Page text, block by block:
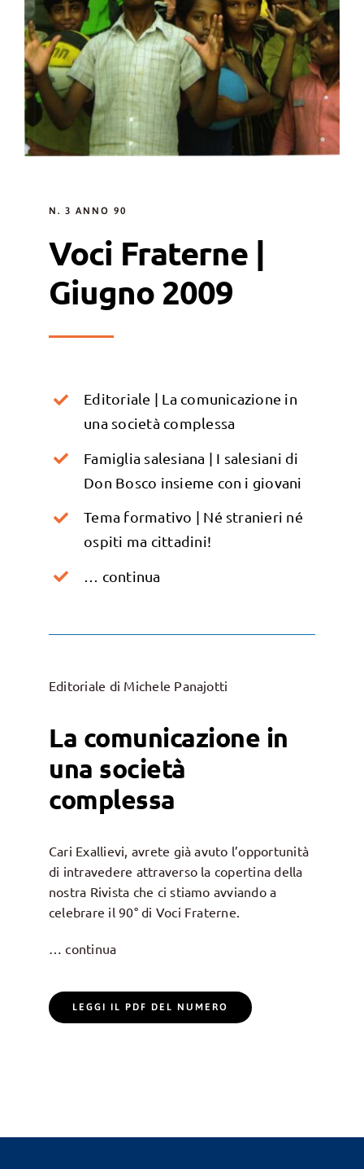
N. 3 ANNO 90
Voci Fraterne |
Giugno 2009
Editoriale | La comunicazione in
una società complessa
Famiglia salesiana | I salesiani di
Don Bosco insieme con i giovani
Tema formativo | Né stranieri né
ospiti ma cittadini!
… continua
Editoriale di Michele Panajotti
La comunicazione in
una società
complessa
Cari Exallievi, avrete già avuto l’opportunità
di intravedere attraverso la copertina della
nostra Rivista che ci stiamo avviando a
celebrare il 90° di Voci Fraterne.
… continua
LEGGI IL PDF DEL NUMERO